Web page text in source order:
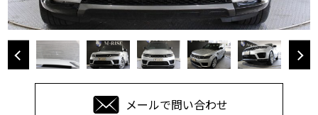
メールで問い合わせ